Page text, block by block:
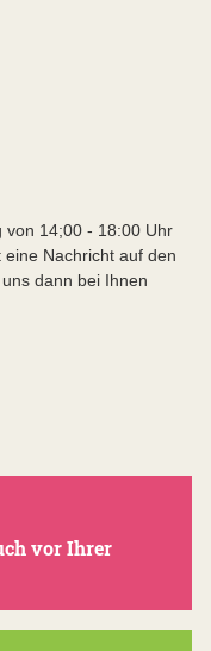
von 14;00 - 18:00 Uhr
Nachricht auf den
dann bei Ihnen
vor Ihrer